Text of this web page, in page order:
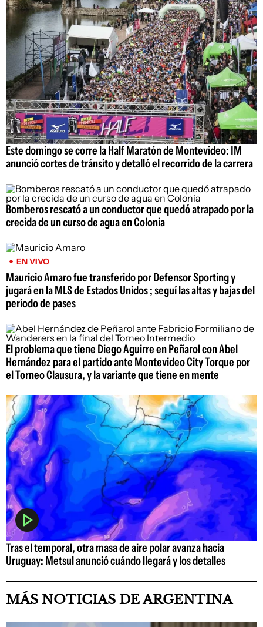
Este domingo se corre la Half Maratón de Montevideo: IM
anunció cortes de tránsito y detalló el recorrido de la carrera
Bomberos rescató a un conductor que quedó atrapado por la
crecida de un curso de agua en Colonia
EN VIVO
Mauricio Amaro fue transferido por Defensor Sporting y
jugará en la MLS de Estados Unidos ; seguí las altas y bajas del
período de pases
El problema que tiene Diego Aguirre en Peñarol con Abel
Hernández para el partido ante Montevideo City Torque por
el Torneo Clausura, y la variante que tiene en mente
Tras el temporal, otra masa de aire polar avanza hacia
Uruguay: Metsul anunció cuándo llegará y los detalles
MÁS NOTICIAS DE ARGENTINA